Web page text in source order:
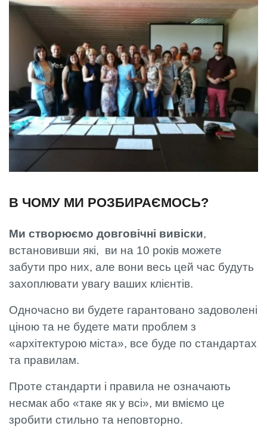
В ЧОМУ МИ РОЗБИРАЄМОСЬ?
Ми створюємо довговічні вивіски,
встановивши які, ви на 10 років можете
забути про них, але вони весь цей час будуть
захоплювати увагу ваших клієнтів.
Одночасно ви будете гарантовано задоволені
ціною та не будете мати проблем з
«архітектурою міста», все буде по стандартах
та правилам.
Проте стандарти і правила не означають
несмак або «таке як у всі», ми вміємо це
зробити стильно та неповторно.